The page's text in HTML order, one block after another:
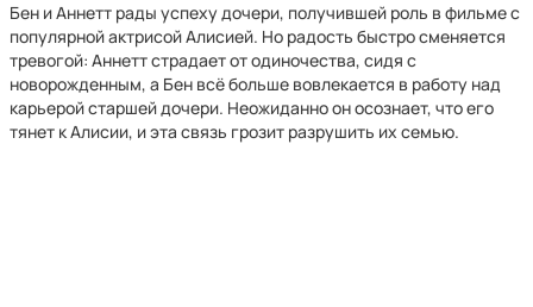
Бен и Аннетт рады успеху дочери, получившей роль в фильме с
популярной актрисой Алисией. Но радость быстро сменяется
тревогой: Аннетт страдает от одиночества, сидя с
новорожденным, а Бен всё больше вовлекается в работу над
карьерой старшей дочери. Неожиданно он осознает, что его
тянет к Алисии, и эта связь грозит разрушить их семью.